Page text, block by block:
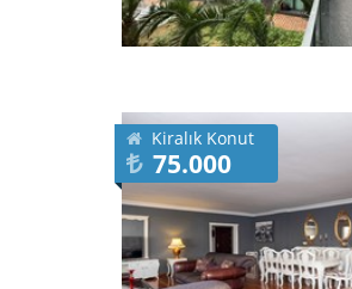
Kiralık Konut
75.000